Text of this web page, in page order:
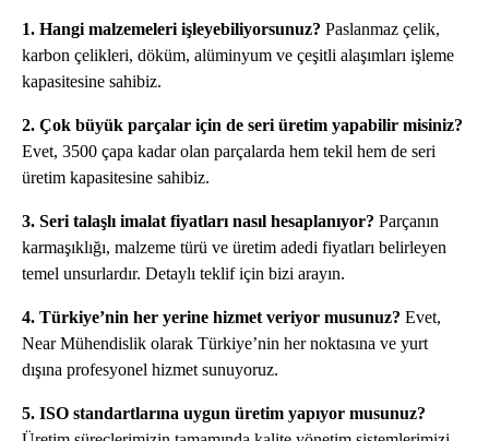
1. Hangi malzemeleri işleyebiliyorsunuz? Paslanmaz çelik,
karbon çelikleri, döküm, alüminyum ve çeşitli alaşımları işleme
kapasitesine sahibiz.
2. Çok büyük parçalar için de seri üretim yapabilir misiniz?
Evet, 3500 çapa kadar olan parçalarda hem tekil hem de seri
üretim kapasitesine sahibiz.
3. Seri talaşlı imalat fiyatları nasıl hesaplanıyor? Parçanın
karmaşıklığı, malzeme türü ve üretim adedi fiyatları belirleyen
temel unsurlardır. Detaylı teklif için bizi arayın.
4. Türkiye’nin her yerine hizmet veriyor musunuz? Evet,
Near Mühendislik olarak Türkiye’nin her noktasına ve yurt
dışına profesyonel hizmet sunuyoruz.
5. ISO standartlarına uygun üretim yapıyor musunuz?